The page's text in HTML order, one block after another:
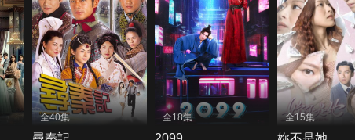
全40集 全18集 全15集